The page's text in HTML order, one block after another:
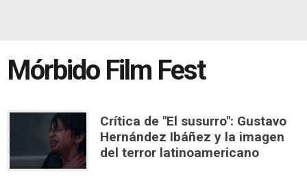
Mórbido Film Fest
Crítica de "El susurro": Gustavo
Hernández Ibáñez y la imagen
del terror latinoamericano